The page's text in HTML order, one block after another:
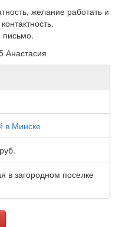
желание работать и
письмо.
Анастасия
в Минске
в загородном поселке